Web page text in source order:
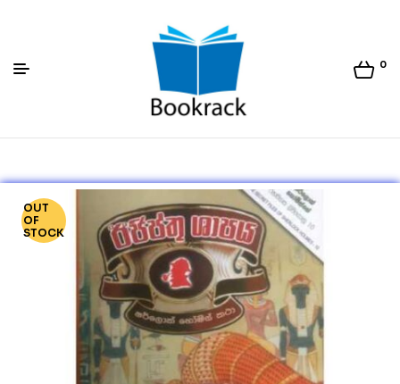
Bookrack.lk
0
OUT
OF
STOCK